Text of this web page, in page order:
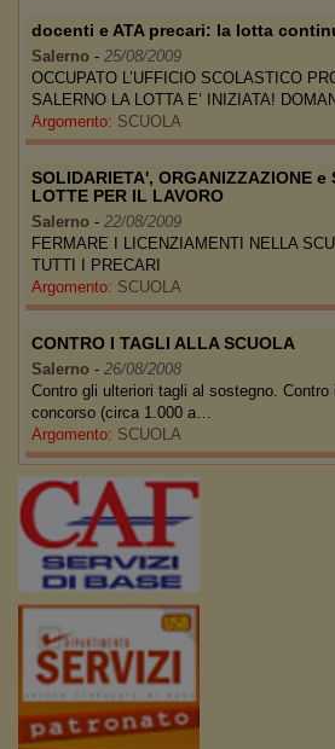
docenti e ATA precari: la lotta
Salerno - 25/08/2009
OCCUPATO L’UFFICIO SCOLASTICO
SALERNO LA LOTTA E’ INIZIATA!
Argomento: SCUOLA
SOLIDARIETA', ORGANIZZAZIONE e
LOTTE PER IL LAVORO
Salerno - 22/08/2009
FERMARE I LICENZIAMENTI NELLA
TUTTI I PRECARI
Argomento: SCUOLA
CONTRO I TAGLI ALLA SCUOLA
Salerno - 26/08/2008
Contro gli ulteriori tagli al sostegno.
concorso (circa 1.000 a…
Argomento: SCUOLA